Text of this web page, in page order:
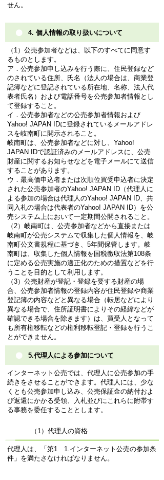
せん。
4. 個人情報の取り扱いについて
（1）公売参加者などは、以下のすべてに同意す
るものとします。
ア．公売参加申し込みを行う際に、住民登録など
のされている住所、氏名（法人の場合は、商業登
記簿などに登記されている所在地、名称、法人代
表者氏名）および電話番号を公売参加者情報とし
て登録すること。
イ．公売参加者などの公売参加者情報および
Yahoo! JAPAN IDに登録されているメールアドレ
スを岐南町に開示されること。
岐南町は、公売参加者などに対し、Yahoo!
JAPAN IDで認証済みのメールアドレスに、公売
財産に関するお知らせなどを電子メールにて送信
することがあります。
ウ．最高価申込者または次順位買受申込者に決定
された公売参加者のYahoo! JAPAN ID（代理人に
よる参加の場合は代理人のYahoo! JAPAN ID、共
同入札の場合は代表者のYahoo! JAPAN ID）を公
売システム上において一定期間公開されること。
（2）岐南町は、公売参加者などから直接または
岐南町が公売システムで収集した個人情報を、岐
南町公文書規程に基づき、5年間保管します。岐
南町は、収集した個人情報を国税徴収法第108条
に定める公売実施の適正化のための措置などを行
うことを目的として利用します。
（3）公売財産が登記・登録を要する財産の場
合、公売参加者情報の登録内容が住民登録や商業
登記簿の内容などと異なる場合（転居などにより
異なる場合で、住所証明書によりその経緯などが
確認できる場合を除きます）は、買受人となって
も所有権移転などの権利移転登記・登録を行うこ
とができません。
5.代理人による参加について
インターネット公売では、代理人に公売参加の手
続きをさせることができます。代理人には、少な
くとも公売参加申し込み、公売保証金の納付およ
び返還にかかる受領、入札並びにこれらに附帯す
る事務を委任することとします。
（1）代理人の資格
代理人は、「第1 1.インターネット公売の参加条
件」を満たさなければなりません。